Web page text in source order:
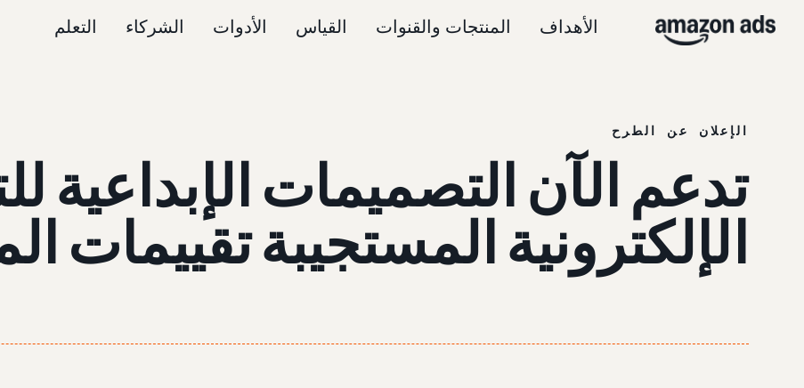
الأهداف المنتجات والقنوات القياس الأدوات الشركاء التعلم
الإعلان عن الطرح
تدعم الآن التصميمات الإبداعية
الإلكترونية المستجيبة تقييمات